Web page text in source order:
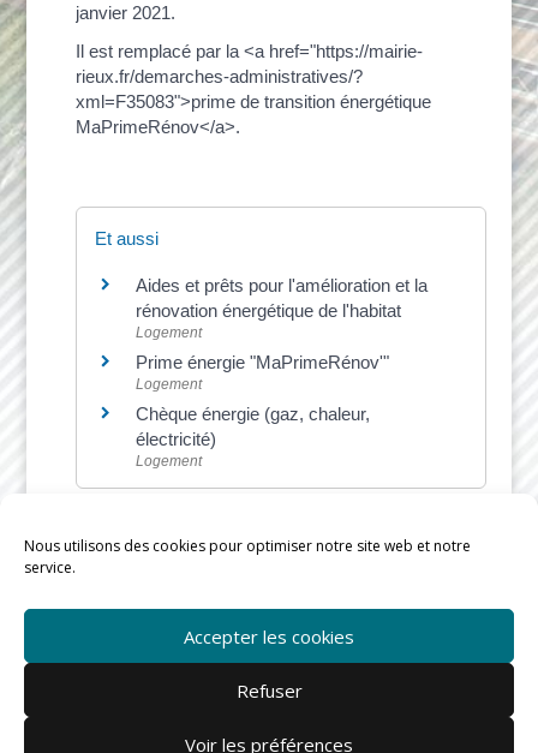
Nous utilisons des cookies pour optimiser notre site web et notre
service.
Accepter les cookies
Refuser
Voir les préférences
janvier 2021.
Il est remplacé par la <a href="https://mairie-
rieux.fr/demarches-administratives/?
xml=F35083">prime de transition énergétique
MaPrimeRénov</a>.
Et aussi
Aides et prêts pour l'amélioration et la
rénovation énergétique de l'habitat
Logement
Prime énergie "MaPrimeRénov'"
Logement
Chèque énergie (gaz, chaleur,
électricité)
Logement